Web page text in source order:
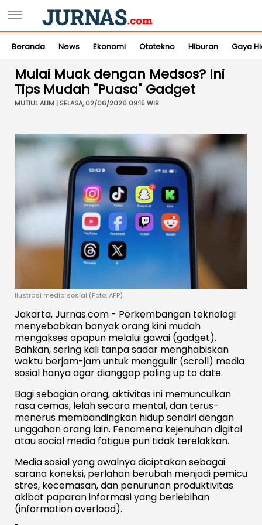
Beranda News Ekonomi Ototekno Hiburan Gaya
Mulai Muak dengan Medsos? Ini
Tips Mudah "Puasa" Gadget
MUTIUL ALIM | SELASA, 02/06/2026 09:15 WIB
Ilustrasi media sosial (Foto: AFP)
Jakarta, Jurnas.com - Perkembangan teknologi
menyebabkan banyak orang kini mudah
mengakses apapun melalui gawai (gadget).
Bahkan, sering kali tanpa sadar menghabiskan
waktu berjam-jam untuk menggulir (scroll) media
sosial hanya agar dianggap paling up to date.
Bagi sebagian orang, aktivitas ini memunculkan
rasa cemas, lelah secara mental, dan terus-
menerus membandingkan hidup sendiri dengan
unggahan orang lain. Fenomena kejenuhan digital
atau social media fatigue pun tidak terelakkan.
Media sosial yang awalnya diciptakan sebagai
sarana koneksi, perlahan berubah menjadi pemicu
stres, kecemasan, dan penurunan produktivitas
akibat paparan informasi yang berlebihan
(information overload).